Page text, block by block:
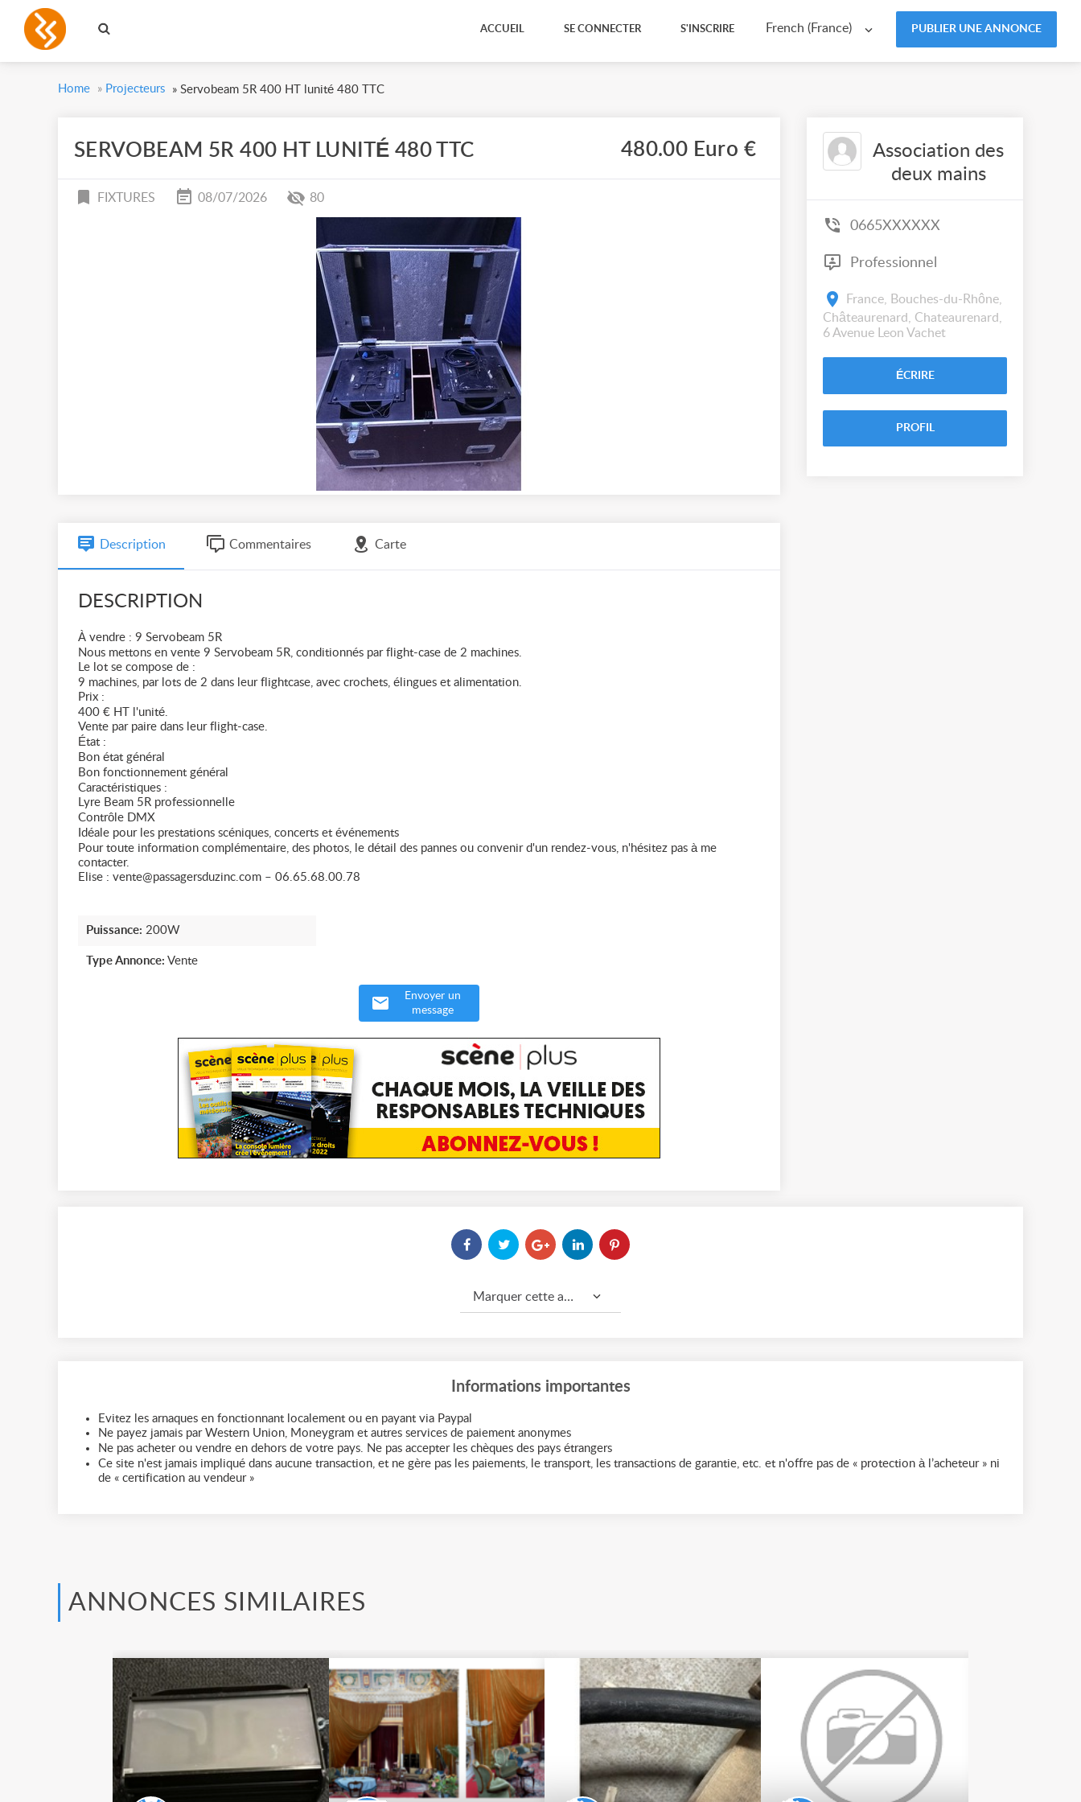
French (France) PUBLIER UNE ANNONCE
ACCUEIL SE CONNECTER S'INSCRIRE
Home » Projecteurs » Servobeam 5R 400 HT lunité 480 TTC
SERVOBEAM 5R 400 HT LUNITÉ 480 TTC 480.00 Euro €
FIXTURES 08/07/2026 80
Description Commentaires Carte
DESCRIPTION
À vendre : 9 Servobeam 5R
Nous mettons en vente 9 Servobeam 5R, conditionnés par flight-case de 2 machines.
Le lot se compose de :
9 machines, par lots de 2 dans leur flightcase, avec crochets, élingues et alimentation.
Prix :
400 € HT l'unité.
Vente par paire dans leur flight-case.
État :
Bon état général
Bon fonctionnement général
Caractéristiques :
Lyre Beam 5R professionnelle
Contrôle DMX
Idéale pour les prestations scéniques, concerts et événements
Pour toute information complémentaire, des photos, le détail des pannes ou convenir d'un rendez-vous, n'hésitez pas à me
contacter.
Elise : vente@passagersduzinc.com – 06.65.68.00.78
Puissance: 200W
Type Annonce: Vente
Envoyer un
message
Association des
deux mains
0665XXXXXX
Professionnel
France, Bouches-du-Rhône,
Châteaurenard, Chateaurenard,
6 Avenue Leon Vachet
ÉCRIRE
PROFIL
Marquer cette annonce comme...
Informations importantes
Evitez les arnaques en fonctionnant localement ou en payant via Paypal
Ne payez jamais par Western Union, Moneygram et autres services de paiement anonymes
Ne pas acheter ou vendre en dehors de votre pays. Ne pas accepter les chèques des pays étrangers
Ce site n'est jamais impliqué dans aucune transaction, et ne gère pas les paiements, le transport, les transactions de garantie, etc. et n'offre pas de « protection à l’acheteur » ni
de « certification au vendeur »
ANNONCES SIMILAIRES